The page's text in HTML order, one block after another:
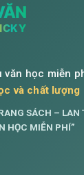
văn học miễn
và chất lượng
SÁCH – LAN
HỌC MIỄN PHÍ”